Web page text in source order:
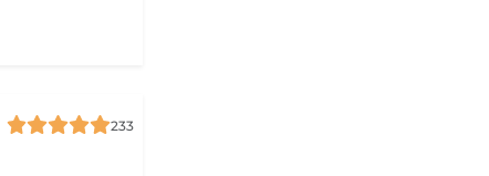
233